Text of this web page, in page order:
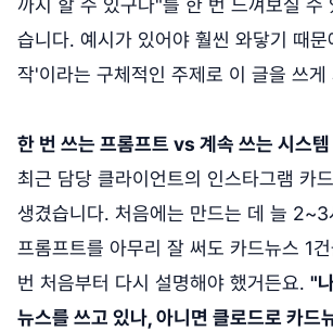
까지 할 수 있구나"를 한 번 느껴보실 수
습니다. 예시가 있어야 훨씬 와닿기 때문
작'이라는 구체적인 주제로 이 글을 쓰게
한 번 쓰는 프롬프트 vs 계속 쓰는 시스템
최근 담당 클라이언트의 인스타그램 카
생겼습니다. 처음에는 만드는 데 늘 2~3
프롬프트를 아무리 잘 써도 카드뉴스 1
번 처음부터 다시 설명해야 했거든요. "
뉴스를 쓰고 있나, 아니면 클로드로 카드